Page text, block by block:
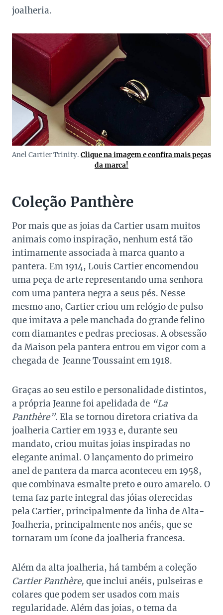
joalheria.
Anel Cartier Trinity. Clique na imagem e confira mais peças
da marca!
Coleção Panthère
Por mais que as joias da Cartier usam muitos
animais como inspiração, nenhum está tão
intimamente associada à marca quanto a
pantera. Em 1914, Louis Cartier encomendou
uma peça de arte representando uma senhora
com uma pantera negra a seus pés. Nesse
mesmo ano, Cartier criou um relógio de pulso
que imitava a pele manchada do grande felino
com diamantes e pedras preciosas. A obsessão
da Maison pela pantera entrou em vigor com a
chegada de Jeanne Toussaint em 1918.
Graças ao seu estilo e personalidade distintos,
a própria Jeanne foi apelidada de “La
Panthère”. Ela se tornou diretora criativa da
joalheria Cartier em 1933 e, durante seu
mandato, criou muitas joias inspiradas no
elegante animal. O lançamento do primeiro
anel de pantera da marca aconteceu em 1958,
que combinava esmalte preto e ouro amarelo. O
tema faz parte integral das jóias oferecidas
pela Cartier, principalmente da linha de Alta-
Joalheria, principalmente nos anéis, que se
tornaram um ícone da joalheria francesa.
Além da alta joalheria, há também a coleção
Cartier Panthère, que inclui anéis, pulseiras e
colares que podem ser usados com mais
regularidade. Além das joias, o tema da